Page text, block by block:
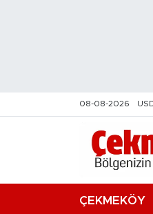
08-08-2026
ÇEKMEKÖY
Trafik Durumu
Süper Lig Puan